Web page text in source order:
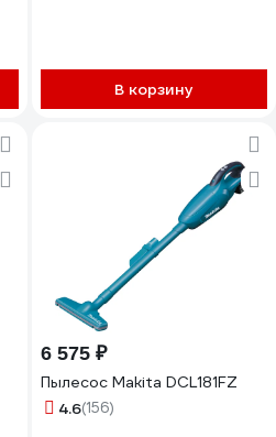
В корзину
6 575 ₽
Пылесос Makita DCL181FZ
4.6(156)